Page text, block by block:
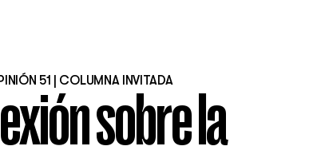
51 | COLUMNA INVITADA
sobre la